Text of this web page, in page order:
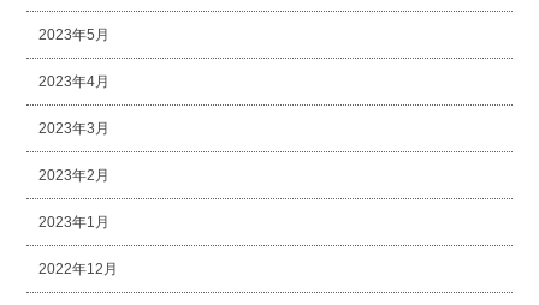
2023年5月
2023年4月
2023年3月
2023年2月
2023年1月
2022年12月